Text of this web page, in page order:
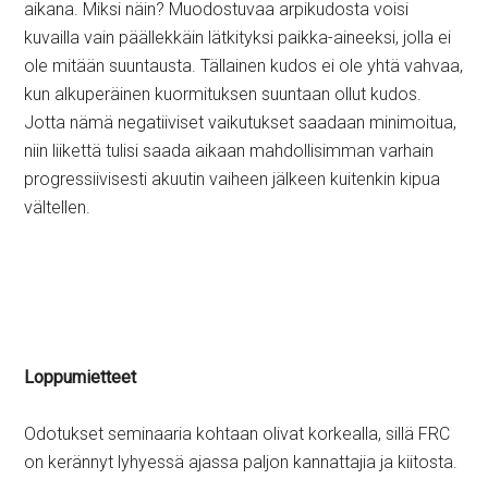
aikana. Miksi näin? Muodostuvaa arpikudosta voisi
kuvailla vain päällekkäin lätkityksi paikka-aineeksi, jolla ei
ole mitään suuntausta. Tällainen kudos ei ole yhtä vahvaa,
kun alkuperäinen kuormituksen suuntaan ollut kudos.
Jotta nämä negatiiviset vaikutukset saadaan minimoitua,
niin liikettä tulisi saada aikaan mahdollisimman varhain
progressiivisesti akuutin vaiheen jälkeen kuitenkin kipua
vältellen.
Loppumietteet
Odotukset seminaaria kohtaan olivat korkealla, sillä FRC
on kerännyt lyhyessä ajassa paljon kannattajia ja kiitosta.